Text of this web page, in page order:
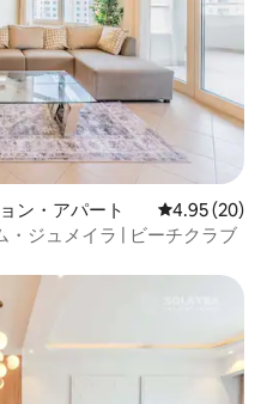
ン・アパート レビュー20
4.95 (20)
ジュメイラ | ビーチクラブ